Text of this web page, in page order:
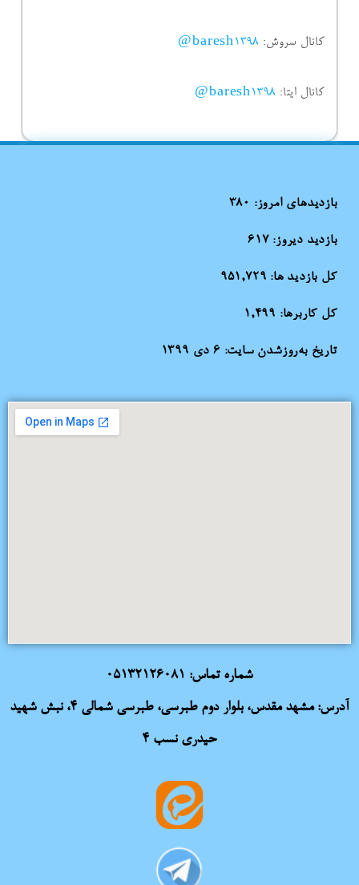
کانال سروش: baresh1398@
کانال ایتا: baresh1398@
بازدیدهای امروز: 380
بازدید دیروز:617
کل بازدید ها: 951,729
کل کاربرها: 1,499
تاریخ به‌روزشدن سایت: ۶ دی ۱۳۹۹
شماره تماس: 05132126081
آدرس: مشهد مقدس، بلوار دوم طبرسی، طبرسی شمالی 4، نبش شهید
حیدری نسب 4